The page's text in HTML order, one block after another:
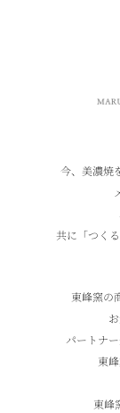
今、美濃焼
共に「つく
東峰窯の
パートナ
東
東峰